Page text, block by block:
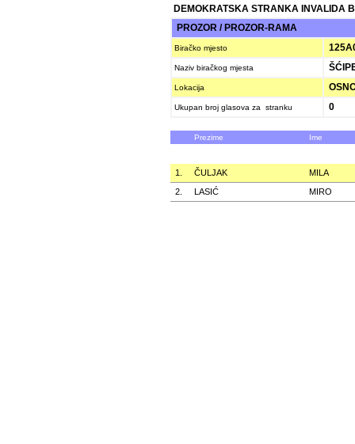
DEMOKRATSKA STRANKA INVALIDA
PROZOR / PROZOR-RAMA
Biračko mjesto
Naziv biračkog mjesta
Lokacija
Ukupan broj glasova za stranku 0
Prezime Ime
1. ČULJAK
MILA
2.
LASIĆ MIRO